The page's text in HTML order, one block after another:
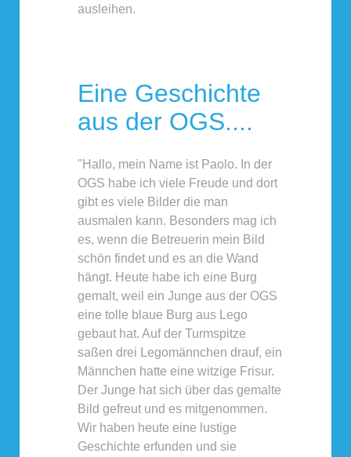
ausleihen.
Eine Geschichte
aus der OGS....
"Hallo, mein Name ist Paolo. In der
OGS habe ich viele Freude und dort
gibt es viele Bilder die man
ausmalen kann. Besonders mag ich
es, wenn die Betreuerin mein Bild
schön findet und es an die Wand
hängt. Heute habe ich eine Burg
gemalt, weil ein Junge aus der OGS
eine tolle blaue Burg aus Lego
gebaut hat. Auf der Turmspitze
saßen drei Legomännchen drauf, ein
Männchen hatte eine witzige Frisur.
Der Junge hat sich über das gemalte
Bild gefreut und es mitgenommen.
Wir haben heute eine lustige
Geschichte erfunden und sie